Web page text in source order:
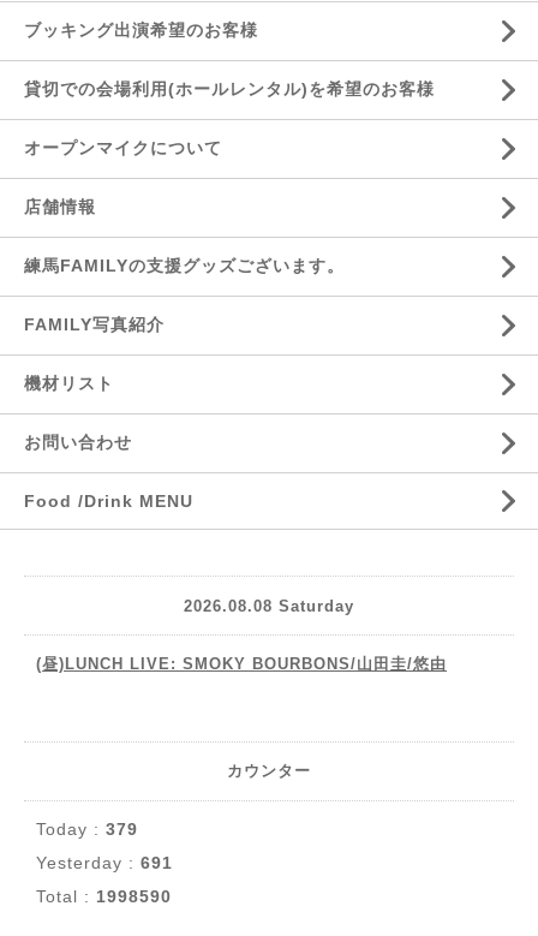
ブッキング出演希望のお客様
貸切での会場利用(ホールレンタル)を希望のお客様
オープンマイクについて
店舗情報
練馬FAMILYの支援グッズございます。
FAMILY写真紹介
機材リスト
お問い合わせ
Food /Drink MENU
2026.08.08 Saturday
(昼)LUNCH LIVE: SMOKY BOURBONS/山田圭/悠由
カウンター
Today : 379
Yesterday : 691
Total : 1998590